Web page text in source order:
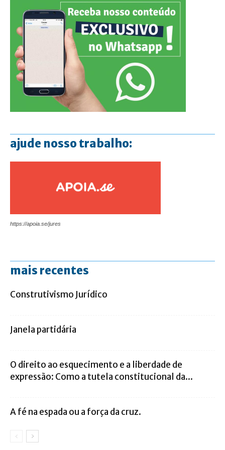
ajude nosso trabalho:
https://apoia.se/jures
mais recentes
Construtivismo Jurídico
Janela partidária
O direito ao esquecimento e a liberdade de
expressão: Como a tutela constitucional da...
A fé na espada ou a força da cruz.